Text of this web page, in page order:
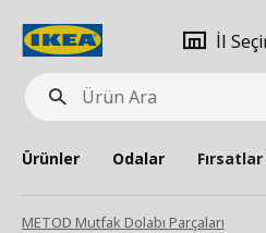
Ürün
Ara
İl
Ürünler Odalar Fırsatlar
METOD Mutfak Dolabı Parçaları